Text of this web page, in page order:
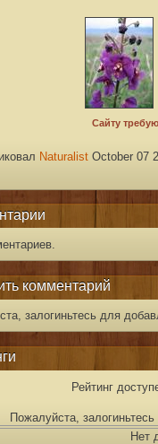
Naturalist October 07
комментарий
залогиньтесь для
Рейтинг
Пожалуйста,
Нет